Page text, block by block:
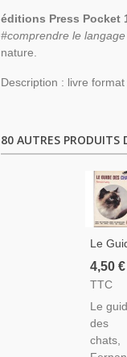
éditions Press Pocket
#comprendre le
nature.
Description : livre
80 AUTRES PRODUITS
Le
Des
Chats,
Méry -
Animaux
4,50 €
TTC
Le
des
chats,